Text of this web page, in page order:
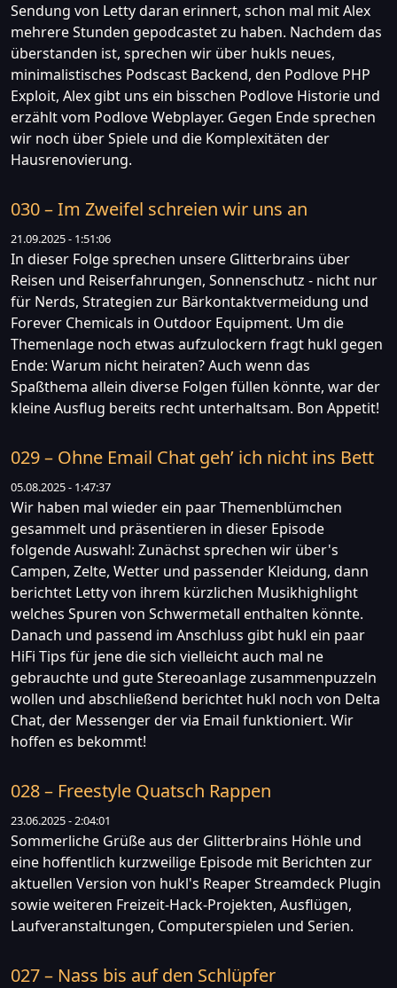
Sendung von Letty daran erinnert, schon mal mit Alex
mehrere Stunden gepodcastet zu haben. Nachdem das
überstanden ist, sprechen wir über hukls neues,
minimalistisches Podscast Backend, den Podlove PHP
Exploit, Alex gibt uns ein bisschen Podlove Historie und
erzählt vom Podlove Webplayer. Gegen Ende sprechen
wir noch über Spiele und die Komplexitäten der
Hausrenovierung.
030 – Im Zweifel schreien wir uns an
21.09.2025 - 1:51:06
In dieser Folge sprechen unsere Glitterbrains über
Reisen und Reiserfahrungen, Sonnenschutz - nicht nur
für Nerds, Strategien zur Bärkontaktvermeidung und
Forever Chemicals in Outdoor Equipment. Um die
Themenlage noch etwas aufzulockern fragt hukl gegen
Ende: Warum nicht heiraten? Auch wenn das
Spaßthema allein diverse Folgen füllen könnte, war der
kleine Ausflug bereits recht unterhaltsam. Bon Appetit!
029 – Ohne Email Chat geh’ ich nicht ins Bett
05.08.2025 - 1:47:37
Wir haben mal wieder ein paar Themenblümchen
gesammelt und präsentieren in dieser Episode
folgende Auswahl: Zunächst sprechen wir über's
Campen, Zelte, Wetter und passender Kleidung, dann
berichtet Letty von ihrem kürzlichen Musikhighlight
welches Spuren von Schwermetall enthalten könnte.
Danach und passend im Anschluss gibt hukl ein paar
HiFi Tips für jene die sich vielleicht auch mal ne
gebrauchte und gute Stereoanlage zusammenpuzzeln
wollen und abschließend berichtet hukl noch von Delta
Chat, der Messenger der via Email funktioniert. Wir
hoffen es bekommt!
028 – Freestyle Quatsch Rappen
23.06.2025 - 2:04:01
Sommerliche Grüße aus der Glitterbrains Höhle und
eine hoffentlich kurzweilige Episode mit Berichten zur
aktuellen Version von hukl's Reaper Streamdeck Plugin
sowie weiteren Freizeit-Hack-Projekten, Ausflügen,
Laufveranstaltungen, Computerspielen und Serien.
027 – Nass bis auf den Schlüpfer